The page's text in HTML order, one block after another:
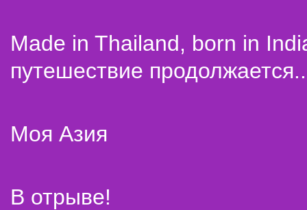
Made in Thailand, born in
путешествие
Моя Азия
В отрыве!